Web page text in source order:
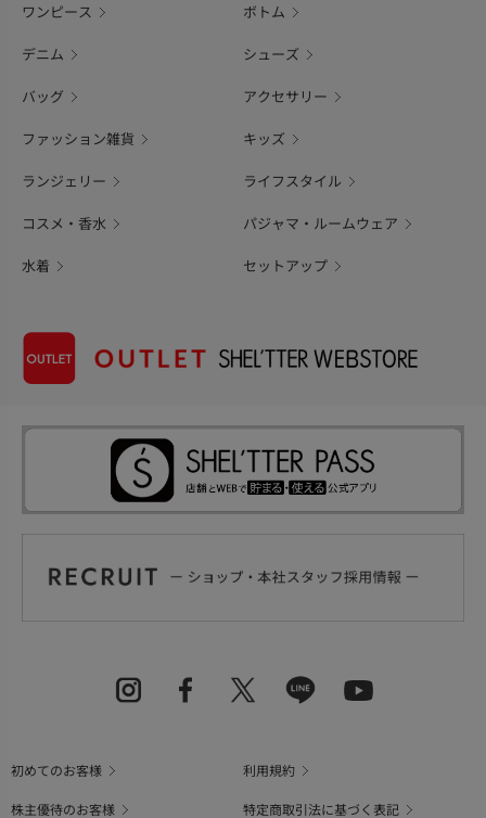
ワンピース ボトム
デニム シューズ
バッグ アクセサリー
ファッション雑貨 キッズ
ランジェリー ライフスタイル
コスメ・香水 パジャマ・ルームウェア
水着 セットアップ
初めてのお客様
利用規約
株主優待のお客様
特定商取引法に基づく表記